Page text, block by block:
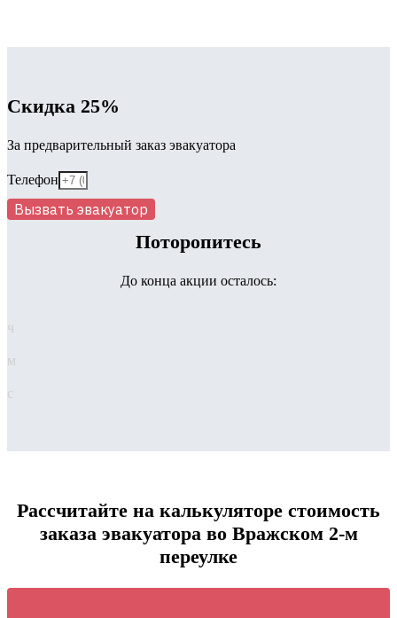
Скидка 25%
За предварительный заказ эвакуатора
Телефон
Вызвать эвакуатор
Поторопитесь
До конца акции осталось:
ч
м
с
Рассчитайте на калькуляторе стоимость
заказа эвакуатора во Вражском 2-м
переулке